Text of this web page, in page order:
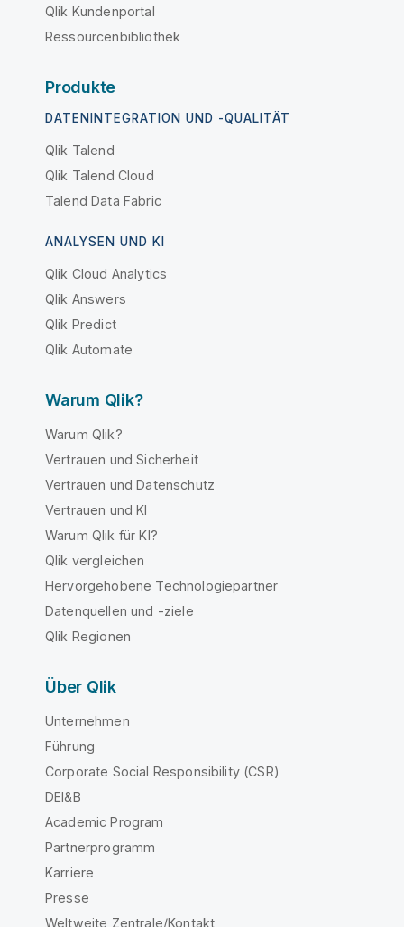
Qlik Kundenportal
Ressourcenbibliothek
Produkte
DATENINTEGRATION UND -QUALITÄT
Qlik Talend
Qlik Talend Cloud
Talend Data Fabric
ANALYSEN UND KI
Qlik Cloud Analytics
Qlik Answers
Qlik Predict
Qlik Automate
Warum Qlik?
Warum Qlik?
Vertrauen und Sicherheit
Vertrauen und Datenschutz
Vertrauen und KI
Warum Qlik für KI?
Qlik vergleichen
Hervorgehobene Technologiepartner
Datenquellen und -ziele
Qlik Regionen
Über Qlik
Unternehmen
Führung
Corporate Social Responsibility (CSR)
DEI&B
Academic Program
Partnerprogramm
Karriere
Presse
Weltweite Zentrale/Kontakt